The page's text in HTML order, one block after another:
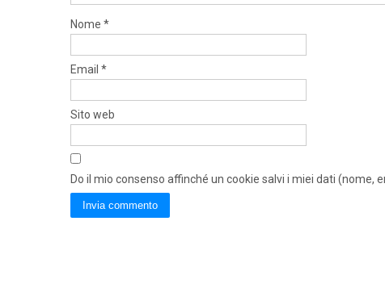
Nome *
Email *
Sito web
Do il mio consenso affinché un cookie salvi i miei dati (nome,